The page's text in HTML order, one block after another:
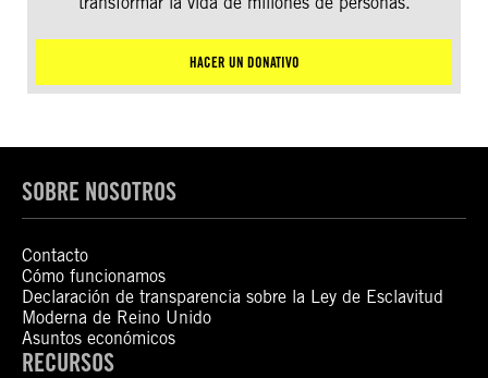
HACER UN DONATIVO
SOBRE NOSOTROS
Contacto
Cómo funcionamos
Declaración de transparencia sobre la Ley de Esclavitud
Moderna de Reino Unido
Asuntos económicos
RECURSOS